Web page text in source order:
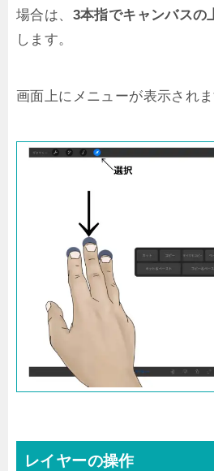
場合は、 3本指でキャンバスの
します。
画面上にメニューが表示されま
レイヤーの操作